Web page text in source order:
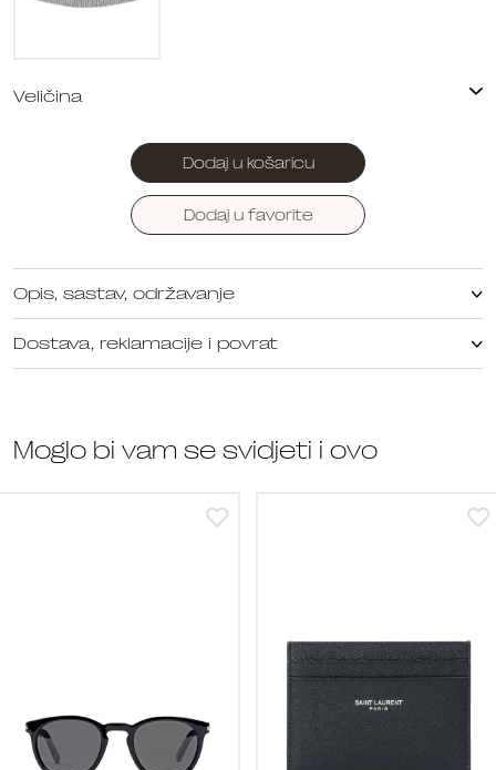
Dodaj u košaricu
Dodaj u favorite
Opis, sastav, održavanje
Dostava, reklamacije i povrat
Moglo bi vam se svidjeti i ovo